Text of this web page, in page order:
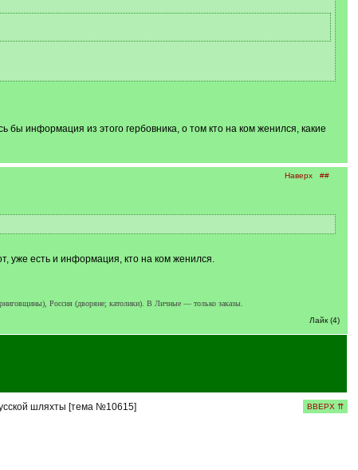
информация из этого гербовника, о том кто на ком женился, какие
Наверх ##
уже есть и информация, кто на ком женился.
Россия (дворяне; католики). В Личные — только заказы.
Лайк (4)
шляхты [тема №10615] ВВЕРХ ⇈